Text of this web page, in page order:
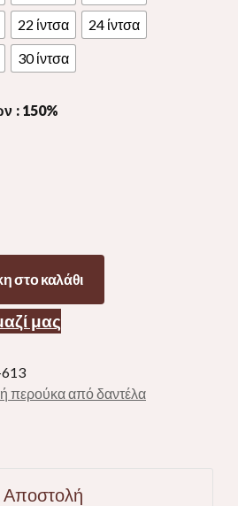
22 ίντσα
24 ίντσα
30 ίντσα
: 150%
στο καλάθι
μας
περούκα από δαντέλα